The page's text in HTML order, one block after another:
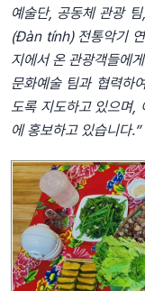
예술단, 공동체 관광 팀,
(Đàn tính) 전통악기
지에서 온 관광객들에게
문화예술 팀과 협력하
도록 지도하고 있으며,
에 홍보하고 있습니다.”